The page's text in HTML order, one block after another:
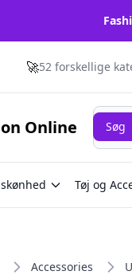
🚀52 forskellige
Online
Søg
Søg
Tøj og
Accessories